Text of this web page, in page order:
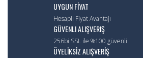
UYGUN FİYAT
Hesaplı Fiyat Avantajı
GÜVENLI ALIŞVERIŞ
256bi SSL ile %100 güvenli
ÜYELİKSİZ ALIŞVERİŞ